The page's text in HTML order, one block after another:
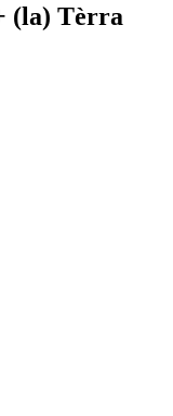
(la) Tèrra